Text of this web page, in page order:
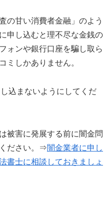
の甘い消費者金融」のよう
申し込むと理不尽な金銭の
ォンや銀行口座を騙し取ら
ミしかありません。
込まないようにしてくだ
被害に発展する前に闇金問
ださい。⇒闇金業者に申し
書士に相談しておきましょ